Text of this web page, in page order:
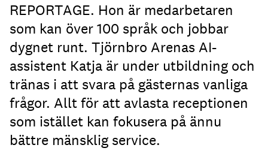
REPORTAGE. Hon är medarbetaren
som kan över 100 språk och jobbar
dygnet runt. Tjörnbro Arenas AI-
assistent Katja är under utbildning och
tränas i att svara på gästernas vanliga
frågor. Allt för att avlasta receptionen
som istället kan fokusera på ännu
bättre mänsklig service.